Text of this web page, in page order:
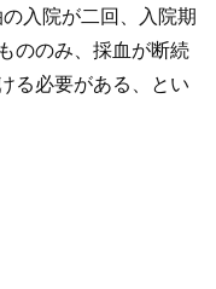
入院が二回、入院期
ののみ、採血が断続
る必要がある、とい